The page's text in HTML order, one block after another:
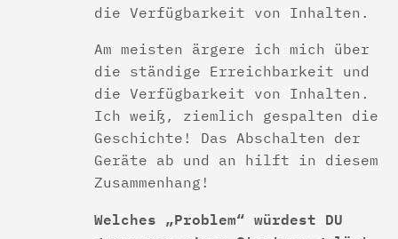
die Verfügbarkeit von Inhalten.
Am meisten ärgere ich mich über
die ständige Erreichbarkeit und
die Verfügbarkeit von Inhalten.
Ich weiß, ziemlich gespalten die
Geschichte! Das Abschalten der
Geräte ab und an hilft in diesem
Zusammenhang!
Welches „Problem“ würdest DU